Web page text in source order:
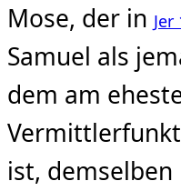
Mose, der in Jer
Samuel als
dem am
ist, demselben